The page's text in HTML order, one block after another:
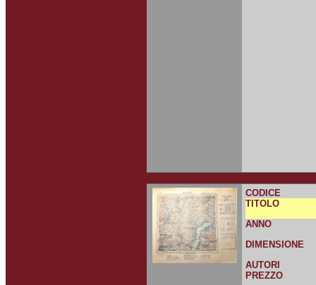
CODICE
TITOLO
ANNO
DIMENSIONE
AUTORI
PREZZO